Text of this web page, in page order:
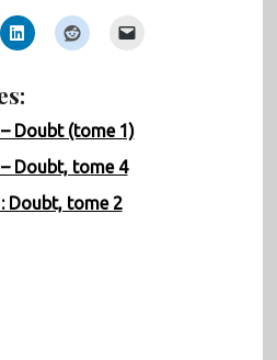
Doubt (tome 1)
Doubt, tome 4
Doubt, tome 2